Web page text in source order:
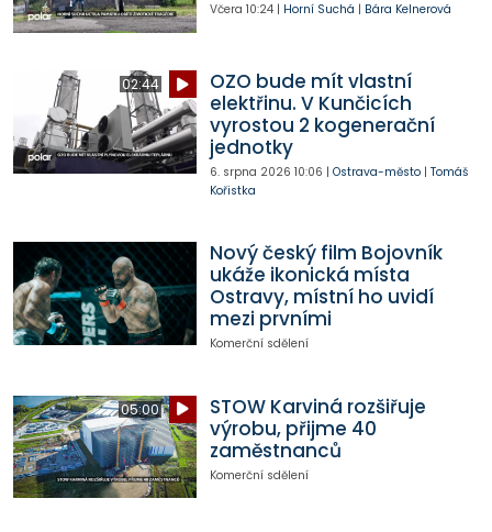
Včera 10:24| Horní Suchá | Bára Kelnerová
02:44
OZO bude mít vlastní
elektřinu. V Kunčicích
vyrostou 2 kogenerační
jednotky
6. srpna 2026 10:06 | Ostrava-město| Tomáš
Kořistka
Nový český film Bojovník
ukáže ikonická místa
Ostravy, místní ho uvidí
mezi prvními
Komerční sdělení
05:00
STOW Karviná rozšiřuje
výrobu, přijme 40
zaměstnanců
Komerční sdělení